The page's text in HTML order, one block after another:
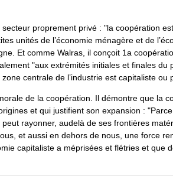
proprement privé : "la coopération
unités de l’économie ménagère et de
Et comme Walras, il conçoit 1a
"aux extrémités initiales et finales du
centrale de l’industrie est capitaliste ou
de la coopération. Il démontre que la
et qui justifient son expansion :
rayonner, audelà de ses frontières
et aussi en dehors de nous, une force
capitaliste a méprisées et flétries et que